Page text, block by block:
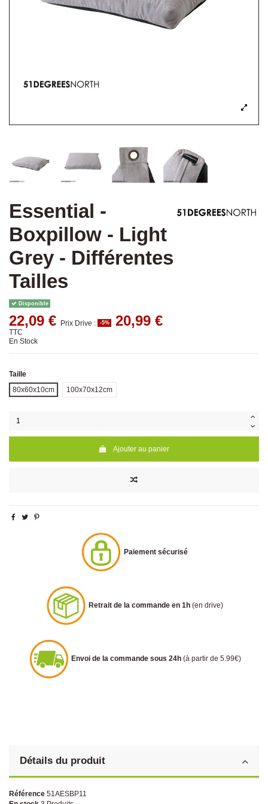
Essential -
Boxpillow - Light
Grey - Différentes
Tailles
Disponible
22,09 € Prix Drive : -5% 20,99 €
TTC
En Stock
Taille
80x60x10cm
100x70x12cm
Ajouter au panier
Paiement sécurisé
Retrait de la commande en 1h (en drive)
Envoi de la commande sous 24h (à partir de 5.99€)
Détails du produit
Référence 51AESBP11